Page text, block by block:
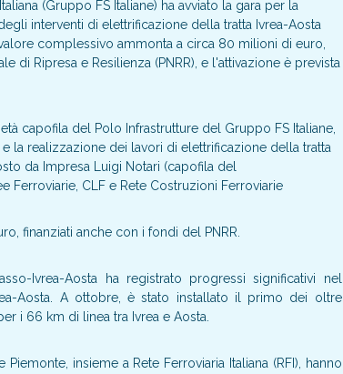
(Gruppo FS Italiane) ha avviato la gara per la
interventi di elettrificazione della tratta Ivrea-Aosta
complessivo ammonta a circa 80 milioni di euro,
di Ripresa e Resilienza (PNRR), e l'attivazione è prevista
capofila del Polo Infrastrutture del Gruppo FS Italiane,
la realizzazione dei lavori di elettrificazione della tratta
da Impresa Luigi Notari (capofila del
Ferroviarie, CLF e Rete Costruzioni Ferroviarie
finanziati anche con i fondi del PNRR.
Ivrea-Aosta ha registrato progressi significativi nel
Aosta. A ottobre, è stato installato il primo dei oltre
i 66 km di linea tra Ivrea e Aosta.
insieme a Rete Ferroviaria Italiana (RFI), hanno